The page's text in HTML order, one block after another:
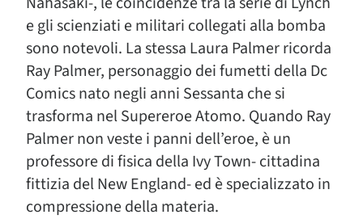
e gli scienziati e militari collegati alla bomba
sono notevoli. La stessa Laura Palmer ricorda
Ray Palmer, personaggio dei fumetti della Dc
Comics nato negli anni Sessanta che si
trasforma nel Supereroe Atomo. Quando Ray
Palmer non veste i panni dell’eroe, è un
professore di fisica della Ivy Town- cittadina
fittizia del New England- ed è specializzato in
compressione della materia.